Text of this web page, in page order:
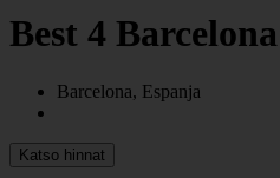
Best 4 Barcelona
Barcelona, Espanja
Katso hinnat